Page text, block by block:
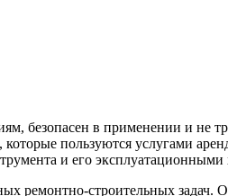
безопасен в применении и не
пользуются услугами
и его эксплуатационными
строительных задач.